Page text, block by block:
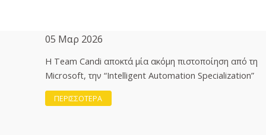
05 Μαρ 2026
H Team Candi αποκτά μία ακόμη πιστοποίηση από τη
Microsoft, την “Intelligent Automation Specialization”
ΠΕΡΙΣΣΟΤΕΡΑ